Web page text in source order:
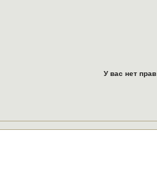
У вас нет